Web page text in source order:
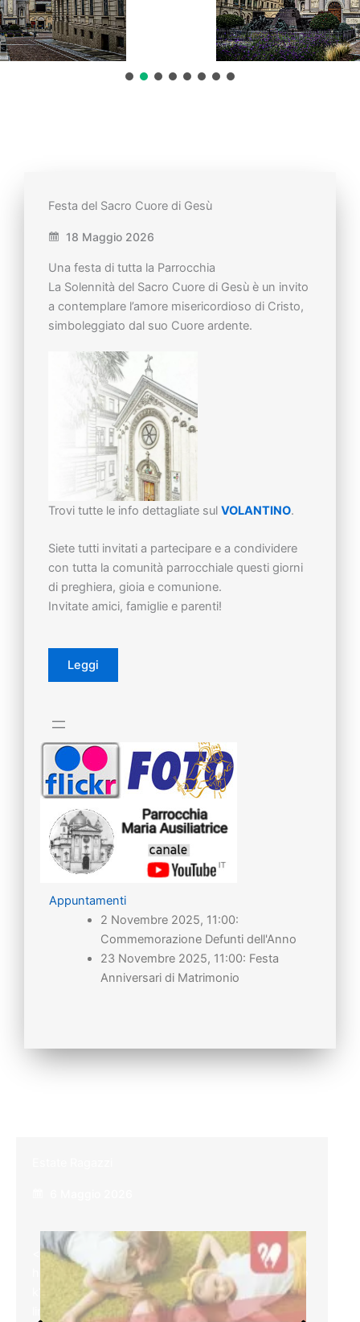
Festa del Sacro Cuore di Gesù
18 Maggio 2026
Una festa di tutta la Parrocchia
La Solennità del Sacro Cuore di Gesù è un invito
a contemplare l’amore misericordioso di Cristo,
simboleggiato dal suo Cuore ardente.
Trovi tutte le info dettagliate sul VOLANTINO.
Siete tutti invitati a partecipare e a condividere
con tutta la comunità parrocchiale questi giorni
di preghiera, gioia e comunione.
Invitate amici, famiglie e parenti!
Leggi
Appuntamenti
2 Novembre 2025, 11:00:
Commemorazione Defunti dell'Anno
23 Novembre 2025, 11:00: Festa
Anniversari di Matrimonio
<a class="a2a_button_facebook"
href="https://www.addtoany.com/add_to/faceboo
linkurl=https%3A%2F%2Fwww.parrocchiavaldocc